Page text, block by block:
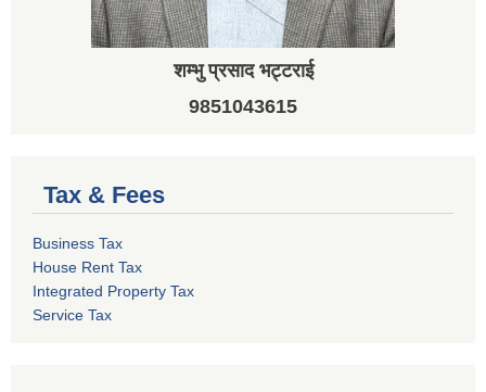
शम्भु प्रसाद भट्टराई
9851043615
Tax & Fees
Business Tax
House Rent Tax
Integrated Property Tax
Service Tax